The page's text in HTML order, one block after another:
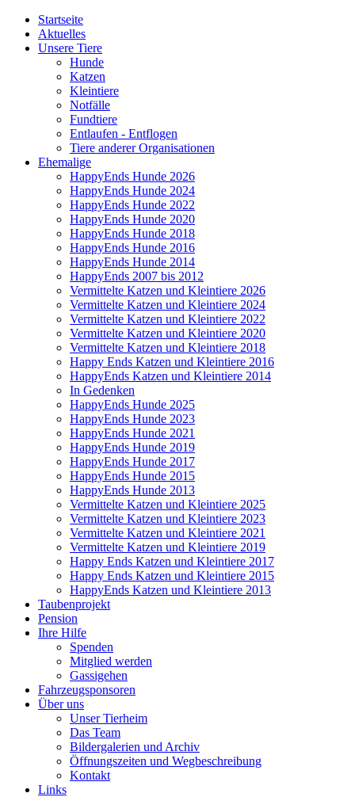
Startseite
Aktuelles
Unsere Tiere
Hunde
Katzen
Kleintiere
Notfälle
Fundtiere
Entlaufen - Entflogen
Tiere anderer Organisationen
Ehemalige
HappyEnds Hunde 2026
HappyEnds Hunde 2024
HappyEnds Hunde 2022
HappyEnds Hunde 2020
HappyEnds Hunde 2018
HappyEnds Hunde 2016
HappyEnds Hunde 2014
HappyEnds 2007 bis 2012
Vermittelte Katzen und Kleintiere 2026
Vermittelte Katzen und Kleintiere 2024
Vermittelte Katzen und Kleintiere 2022
Vermittelte Katzen und Kleintiere 2020
Vermittelte Katzen und Kleintiere 2018
Happy Ends Katzen und Kleintiere 2016
HappyEnds Katzen und Kleintiere 2014
In Gedenken
HappyEnds Hunde 2025
HappyEnds Hunde 2023
HappyEnds Hunde 2021
HappyEnds Hunde 2019
HappyEnds Hunde 2017
HappyEnds Hunde 2015
HappyEnds Hunde 2013
Vermittelte Katzen und Kleintiere 2025
Vermittelte Katzen und Kleintiere 2023
Vermittelte Katzen und Kleintiere 2021
Vermittelte Katzen und Kleintiere 2019
Happy Ends Katzen und Kleintiere 2017
Happy Ends Katzen und Kleintiere 2015
HappyEnds Katzen und Kleintiere 2013
Taubenprojekt
Pension
Ihre Hilfe
Spenden
Mitglied werden
Gassigehen
Fahrzeugsponsoren
Über uns
Unser Tierheim
Das Team
Bildergalerien und Archiv
Öffnungszeiten und Wegbeschreibung
Kontakt
Links